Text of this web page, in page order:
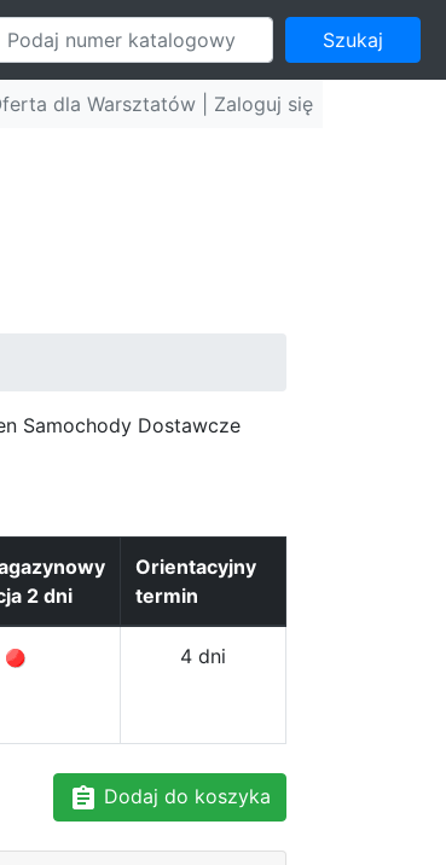
Szukaj
dla Warsztatów | Zaloguj się
Samochody Dostawcze
2 dni
Orientacyjny
termin
4 dni
Dodaj do koszyka